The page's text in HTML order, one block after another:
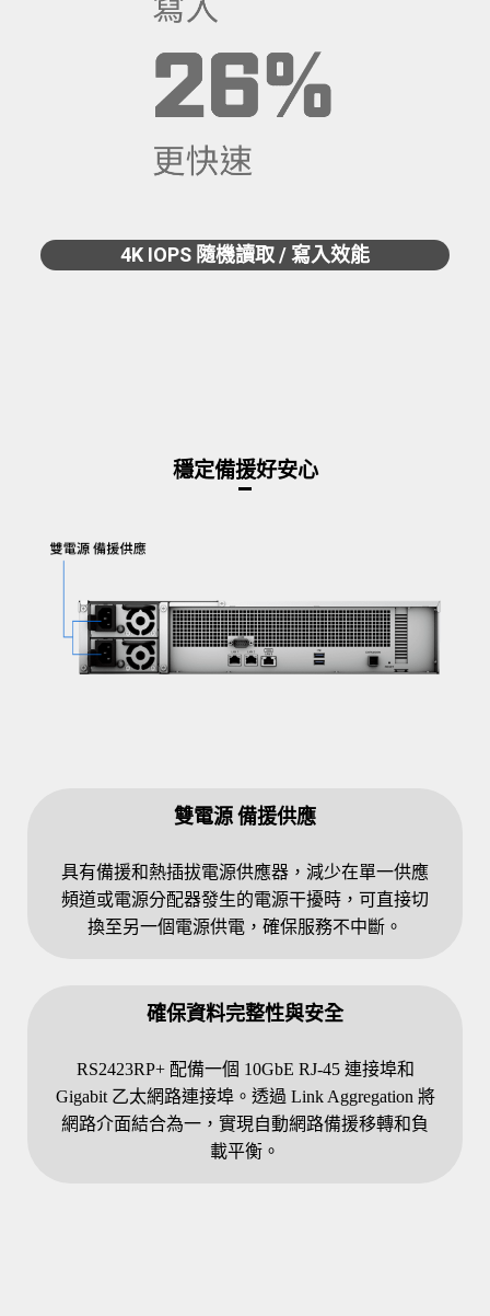
4K IOPS 隨機讀取 / 寫入效能
穩定備援好安心
雙電源 備援供應
具有備援和熱插拔電源供應器，減少在單一供應
頻道或電源分配器發生的電源干擾時，可直接切
換至另一個電源供電，確保服務不中斷。
確保資料完整性與安全
RS2423RP+ 配備一個 10GbE RJ-45 連接埠和
Gigabit 乙太網路連接埠。透過 Link Aggregation 將
網路介面結合為一，實現自動網路備援移轉和負
載平衡。